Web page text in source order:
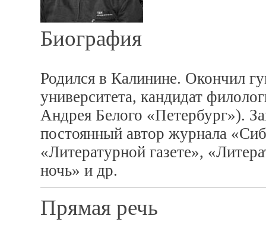
Биография
Родился в Калинине. Окончил
университета, кандидат
Андрея Белого «Петербург»).
постоянный автор журнала
«Литературной газете»,
ночь» и др.
Прямая речь